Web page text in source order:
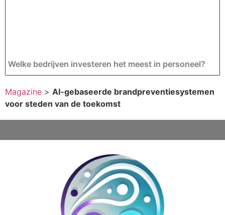
Welke bedrijven investeren het meest in personeel?
Magazine > AI-gebaseerde brandpreventiesystemen
voor steden van de toekomst